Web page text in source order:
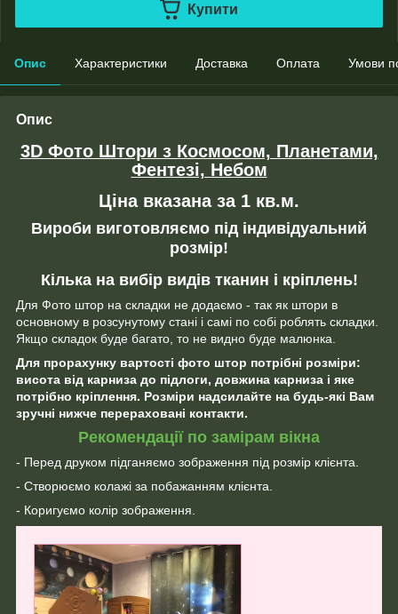
Купити
Опис Характеристики Доставка Оплата Умови
Опис
3D Фото Штори з Космосом, Планетами,
Фентезі, Небом
Ціна вказана за 1 кв.м.
Вироби виготовляємо під індивідуальний
розмір!
Кілька на вибір видів тканин і кріплень!
Для Фото штор на складки не додаємо - так як штори в
основному в розсунутому стані і самі по собі роблять складки.
Якщо складок буде багато, то не видно буде малюнка.
Для прорахунку вартості фото штор потрібні розміри:
висота від карниза до підлоги, довжина карниза і яке
потрібно кріплення. Розміри надсилайте на будь-які Вам
зручні нижче перераховані контакти.
Рекомендації по замірам вікна
- Перед друком підганяємо зображення під розмір клієнта.
- Створюємо колажі за побажанням клієнта.
- Коригуємо колір зображення.